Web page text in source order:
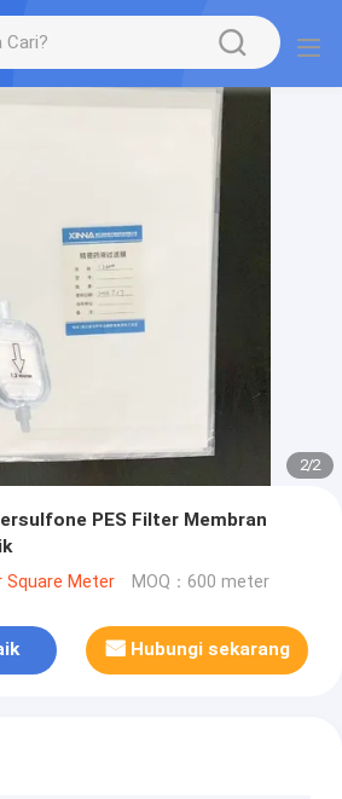
2/2
PES Filter Membran
Square Meter MOQ：600 meter
Hubungi sekarang